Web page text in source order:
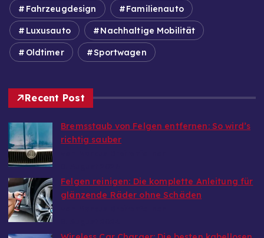
Fahrzeugdesign Familienauto
Luxusauto Nachhaltige Mobilität
Oldtimer Sportwagen
Recent Post
Bremsstaub von Felgen entfernen: So wird’s
richtig sauber
Felgen reinigen: Die komplette Anleitung für
glänzende Räder ohne Schäden